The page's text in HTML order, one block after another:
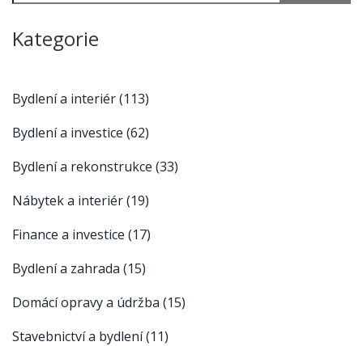
Kategorie
Bydlení a interiér(113)
Bydlení a investice (62)
Bydlení a rekonstrukce (33)
Nábytek a interiér(19)
Finance a investice (17)
Bydlení a zahrada (15)
Domácí opravy a údržba (15)
Stavebnictví a bydlení(11)